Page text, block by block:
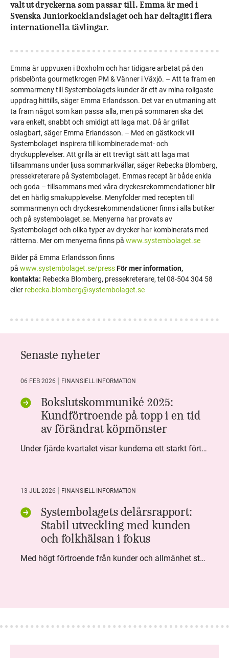
valt ut dryckerna som passar till. Emma är med i
Svenska Juniorkocklandslaget och har deltagit i flera
internationella tävlingar.
Emma är uppvuxen i Boxholm och har tidigare arbetat på den
prisbelönta gourmetkrogen PM & Vänner i Växjö. – Att ta fram en
sommarmeny till Systembolagets kunder är ett av mina roligaste
uppdrag hittills, säger Emma Erlandsson. Det var en utmaning att
ta fram något som kan passa alla, men på sommaren ska det
vara enkelt, snabbt och smidigt att laga mat. Då är grillat
oslagbart, säger Emma Erlandsson. – Med en gästkock vill
Systembolaget inspirera till kombinerade mat- och
dryckupplevelser. Att grilla är ett trevligt sätt att laga mat
tillsammans under ljusa sommarkvällar, säger Rebecka Blomberg,
pressekreterare på Systembolaget. Emmas recept är både enkla
och goda – tillsammans med våra dryckesrekommendationer blir
det en härlig smakupplevelse. Menyfolder med recepten till
sommarmenyn och dryckesrekommendationer finns i alla butiker
och på systembolaget.se. Menyerna har provats av
Systembolaget och olika typer av drycker har kombinerats med
rätterna. Mer om menyerna finns på www.systembolaget.se
Bilder på Emma Erlandsson finns
på www.systembolaget.se/pressFör mer information,
kontakta: Rebecka Blomberg, pressekreterare, tel 08-504 304 58
eller rebecka.blomberg@systembolaget.se
Senaste nyheter
06 FEB 2026 FINANSIELL INFORMATION
Bokslutskommuniké 2025:
Kundförtroende på topp i en tid
av förändrat köpmönster
Under fjärde kvartalet visar kunderna ett starkt förtroende för Systembolaget. Nöjd Kund Index (NKI) når en ny rekordnivå och bidrar till att även helåret avslutar starkt. Arbetet med ansvarsfull försäljning ger tydliga resultat där ålderskontroller når sina högsta nivåer någonsin. Samtidigt fortsätter kundernas val att förändras. Allt fler väljer öl och drycker med lägre alkoholhalt. Vi ser också en lägre försäljningsvolym under kvartalet, en utveckling som ligger i linje med den långsiktiga minskningen i alkoholkonsumtionen i Sverige. De officiella konsumtionssiffrorna från CAN för 2025 kommer först under våren men försäljningssiffrorna pekar åt samma håll.
13 JUL 2026 FINANSIELL INFORMATION
Systembolagets delårsrapport:
Stabil utveckling med kunden
och folkhälsan i fokus
Med högt förtroende från kunder och allmänhet står Systembolaget stabilt i samhällsuppdraget. Under kvartalet togs flera steg inom folkhälsa, kundnytta och minskad klimatpåverkan. Nettoomsättningen var i nivå med föregående år och effektiviseringar av verksamheten möjliggjorde fortsatt anpassning för att möta nya behov.